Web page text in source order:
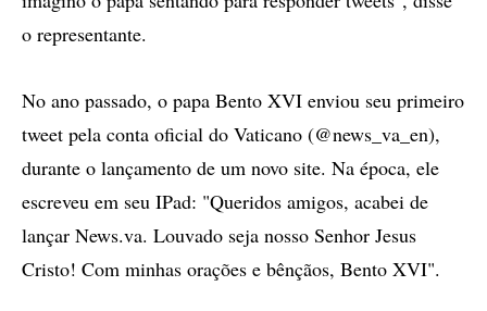
o representante.
No ano passado, o papa Bento XVI enviou seu primeiro
tweet pela conta oficial do Vaticano (@news_va_en),
durante o lançamento de um novo site. Na época, ele
escreveu em seu IPad: "Queridos amigos, acabei de
lançar News.va. Louvado seja nosso Senhor Jesus
Cristo! Com minhas orações e bênçãos, Bento XVI".